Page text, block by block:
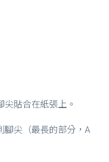
貼合在紙張上。
腳尖（最長的部分，A